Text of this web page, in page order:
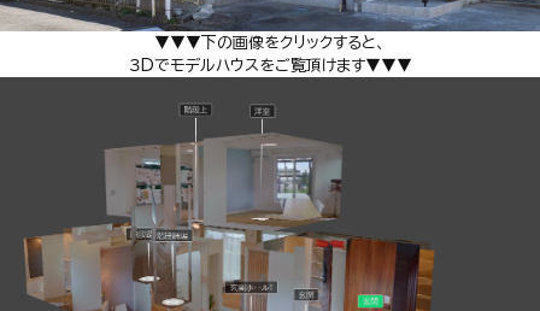
▼▼▼下の画像をクリックすると、
３Dでモデルハウスをご覧頂けます▼▼▼